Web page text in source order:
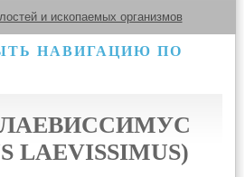
и ископаемых организмов
НАВИГАЦИЮ ПО
LAEVISSIMUS)